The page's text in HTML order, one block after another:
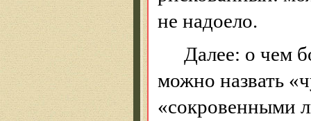
не надоело.
Далее: о чем
можно назвать
«сокровенными